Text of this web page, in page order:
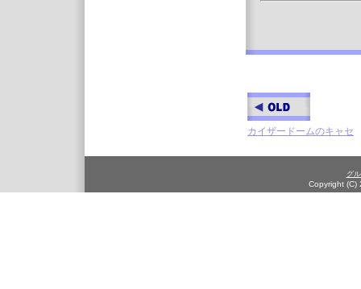
カイザードームのキャセ
グ
Copyright (C)